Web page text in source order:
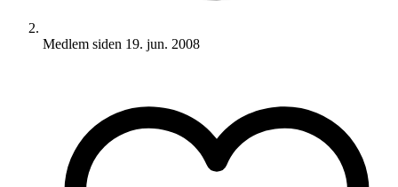
Medlem siden 19. jun. 2008